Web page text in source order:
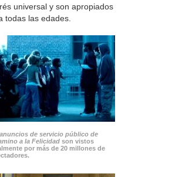
universal y son apropiados
todas las edades.
de servicio público de
a la Felicidad son vistos
por más de 20 millones de